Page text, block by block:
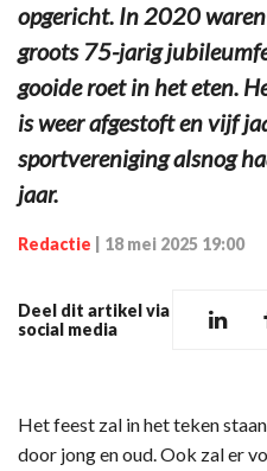
opgericht. In 2020
groots 75-jarig
gooide roet in het eten.
is weer afgestoft en vijf
sportvereniging alsnog
jaar.
Redactie 18 mei 2025 19:00
Deel dit artikel via
social media
Het feest zal in het teken
door jong en oud. Ook zal er